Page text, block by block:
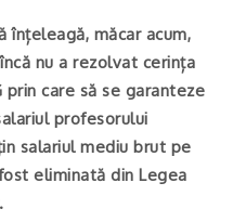
înțeleagă, măcar acum,
nu a rezolvat cerința
care să se garanteze
profesorului
salariul mediu brut pe
eliminată din Legea